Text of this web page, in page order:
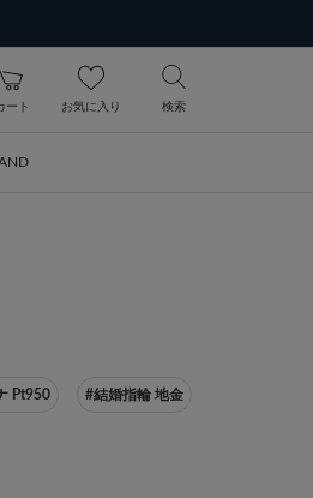
ート お気に入り 検索
Pt950 #結婚指輪 地金